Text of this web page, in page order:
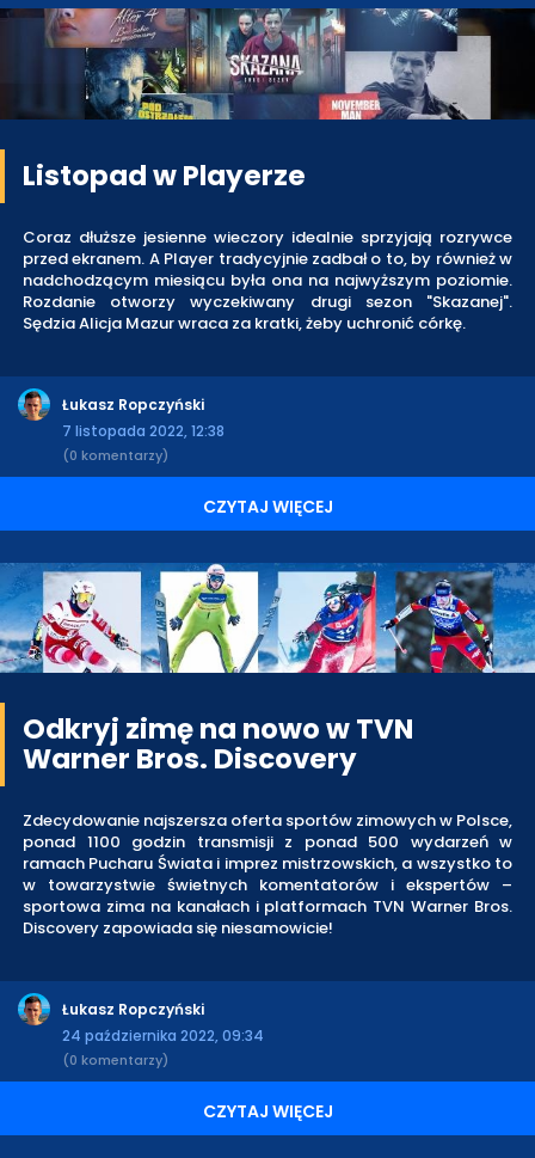
Listopad w Playerze
Coraz dłuższe jesienne wieczory idealnie sprzyjają rozrywce
przed ekranem. A Player tradycyjnie zadbał o to, by również w
nadchodzącym miesiącu była ona na najwyższym poziomie.
Rozdanie otworzy wyczekiwany drugi sezon "Skazanej".
Sędzia Alicja Mazur wraca za kratki, żeby uchronić córkę.
Łukasz Ropczyński
7 listopada 2022, 12:38
(0 komentarzy)
CZYTAJ WIĘCEJ
Odkryj zimę na nowo w TVN
Warner Bros. Discovery
Zdecydowanie najszersza oferta sportów zimowych w Polsce,
ponad 1100 godzin transmisji z ponad 500 wydarzeń w
ramach Pucharu Świata i imprez mistrzowskich, a wszystko to
w towarzystwie świetnych komentatorów i ekspertów –
sportowa zima na kanałach i platformach TVN Warner Bros.
Discovery zapowiada się niesamowicie!
Łukasz Ropczyński
24 października 2022, 09:34
(0 komentarzy)
CZYTAJ WIĘCEJ